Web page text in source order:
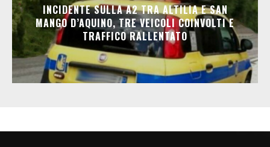
INCIDENTE SULLA A2 TRA ALTILIA E SAN
MANGO D’AQUINO, TRE VEICOLI COINVOLTI E
TRAFFICO RALLENTATO